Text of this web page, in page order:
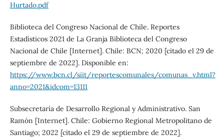
Hurtado.pdf
Biblioteca del Congreso Nacional de Chile. Reportes
Estadísticos 2021 de La Granja Biblioteca del Congreso
Nacional de Chile [Internet]. Chile: BCN; 2020 [citado el 29 de
septiembre de 2022]. Disponible en:
https://www.bcn.cl/siit/reportescomunales/comunas_v.html?
anno=2021&idcom=13111
Subsecretaría de Desarrollo Regional y Administrativo. San
Ramón [Internet]. Chile: Gobierno Regional Metropolitano de
Santiago; 2022 [citado el 29 de septiembre de 2022].